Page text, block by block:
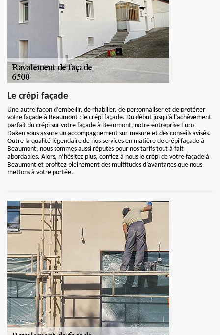
Le crépi façade
Une autre façon d’embellir, de rhabiller, de personnaliser et de protéger
votre façade à Beaumont : le crépi façade. Du début jusqu’à l’achèvement
parfait du crépi sur votre façade à Beaumont, notre entreprise Euro
Daken vous assure un accompagnement sur-mesure et des conseils avisés.
Outre la qualité légendaire de nos services en matière de crépi façade à
Beaumont, nous sommes aussi réputés pour nos tarifs tout à fait
abordables. Alors, n’hésitez plus, confiez à nous le crépi de votre façade à
Beaumont et profitez pleinement des multitudes d’avantages que nous
mettons à votre portée.